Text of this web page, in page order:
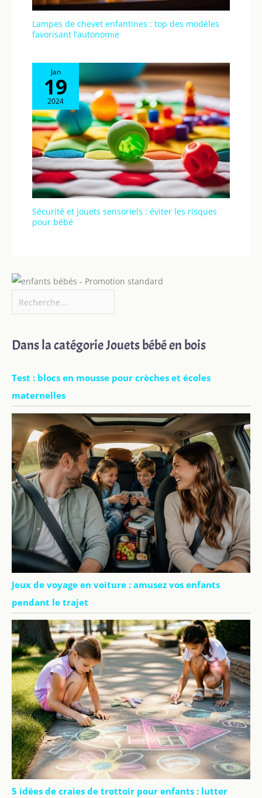
Lampes de chevet enfantines : top des modèles
favorisant l’autonomie
Jan
19
2024
Sécurité et jouets sensoriels : éviter les risques
pour bébé
Dans la catégorie Jouets bébé en bois
Test : blocs en mousse pour crèches et écoles
maternelles
Jeux de voyage en voiture : amusez vos enfants
pendant le trajet
5 idées de craies de trottoir pour enfants : lutter